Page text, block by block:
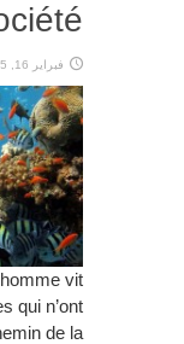
فبراير 16, 2015
vit
qui n’ont
de la